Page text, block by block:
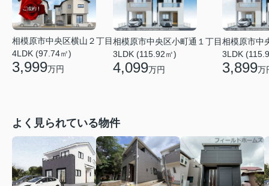
相模原市中央区横山２丁目
4LDK (97.74㎡)
3,999万円
相模原市中央区小町通１丁目
3LDK (115.92㎡)
4,099万円
相模原市中
3LDK
3,899万
よく見られている物件